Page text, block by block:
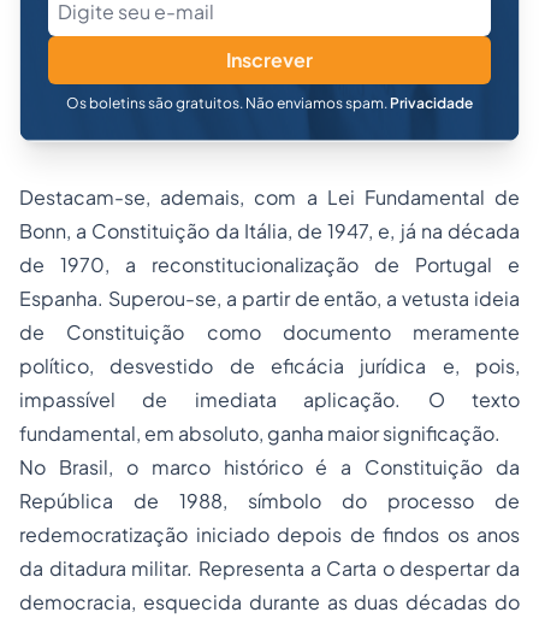
Inscrever
Os boletins são gratuitos. Não enviamos spam. Privacidade
Destacam-se, ademais, com a Lei Fundamental de
Bonn, a Constituição da Itália, de 1947, e, já na década
de 1970, a reconstitucionalização de Portugal e
Espanha. Superou-se, a partir de então, a vetusta ideia
de Constituição como documento meramente
político, desvestido de eficácia jurídica e, pois,
impassível de imediata aplicação. O texto
fundamental, em absoluto, ganha maior significação.
No Brasil, o marco histórico é a Constituição da
República de 1988, símbolo do processo de
redemocratização iniciado depois de findos os anos
da ditadura militar. Representa a Carta o despertar da
democracia, esquecida durante as duas décadas do